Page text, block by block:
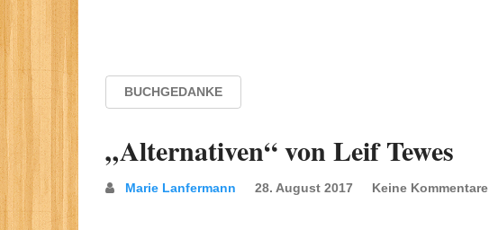
BUCHGEDANKE
„Alternativen“ von Leif Tewes
Marie Lanfermann 28. August 2017 Keine Kommentare